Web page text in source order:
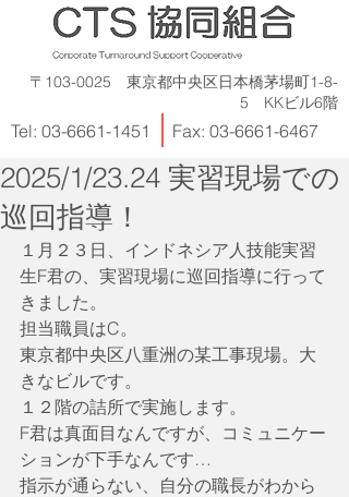
〒103-0025 東京都中央区日本橋茅場町1-8-
5 KKビル6階
Tel: 03-6661-1451 Fax: 03-6661-6467
2025/1/23.24 実習現場での
巡回指導！
１月２３日、インドネシア人技能実習
生F君の、実習現場に巡回指導に行って
きました。
担当職員はC。
東京都中央区八重洲の某工事現場。大
きなビルです。
１２階の詰所で実施します。
F君は真面目なんですが、コミュニケー
ションが下手なんです…
指示が通らない、自分の職長がわから